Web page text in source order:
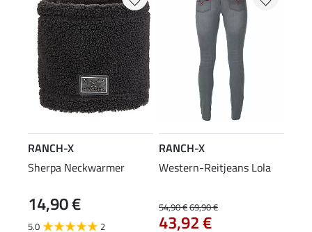
RANCH-X
Sherpa Neckwarmer
14,90 €
5.0 2
RANCH-X
Western-Reitjeans Lola
54,90 €69,90 €
43,92 €